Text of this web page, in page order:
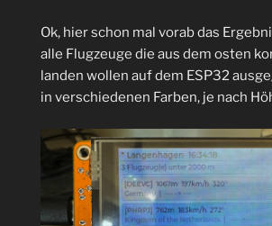
Ok, hier schon mal vorab das
alle Flugzeuge die aus dem osten
landen wollen auf dem ESP32
in verschiedenen Farben, je nach